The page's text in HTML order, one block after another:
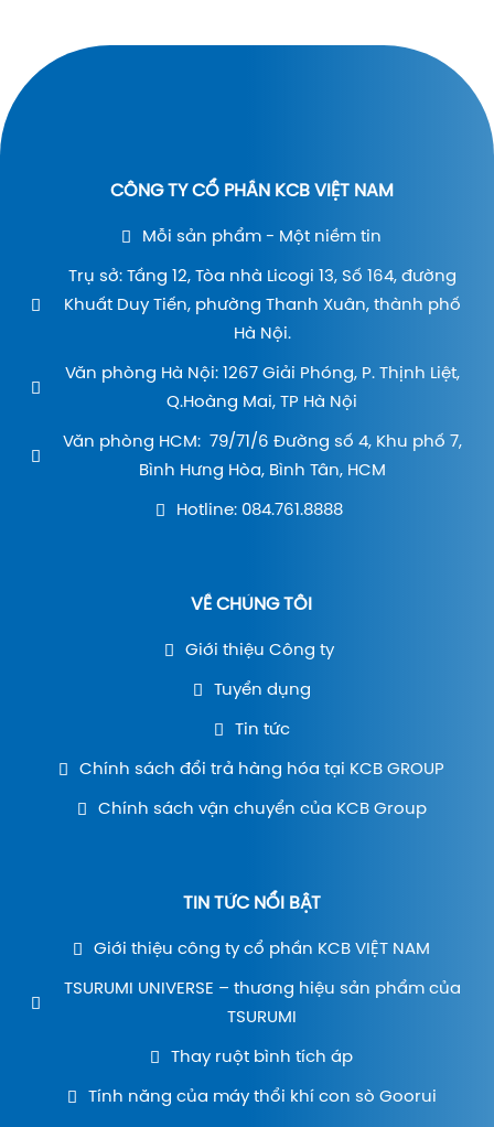
CÔNG TY CỔ PHẦN KCB VIỆT NAM
Mỗi sản phẩm - Một niềm tin
Trụ sở: Tầng 12, Tòa nhà Licogi 13, Số 164, đường
Khuất Duy Tiến, phường Thanh Xuân, thành phố
Hà Nội.
Văn phòng Hà Nội: 1267 Giải Phóng, P. Thịnh Liệt,
Q.Hoàng Mai, TP Hà Nội
Văn phòng HCM: 79/71/6 Đường số 4, Khu phố 7,
Bình Hưng Hòa, Bình Tân, HCM
Hotline: 084.761.8888
VỀ CHÚNG TÔI
Giới thiệu Công ty
Tuyển dụng
Tin tức
Chính sách đổi trả hàng hóa tại KCB GROUP
Chính sách vận chuyển của KCB Group
TIN TỨC NỔI BẬT
Giới thiệu công ty cổ phần KCB VIỆT NAM
TSURUMI UNIVERSE – thương hiệu sản phẩm của
TSURUMI
Thay ruột bình tích áp
Tính năng của máy thổi khí con sò Goorui